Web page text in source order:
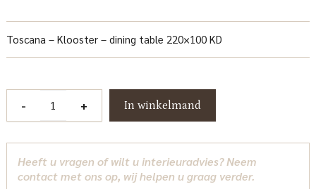
Toscana – Klooster – dining table 220×100 KD
-
Eetkamertafel
cm
Tower
Living
+ In winkelmand
Heeft u vragen of wilt u interieuradvies? Neem
contact met ons op, wij helpen u graag verder.